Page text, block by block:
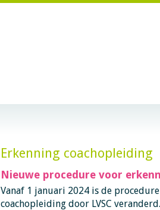
Erkenning coachopleiding
Nieuwe procedure voor
Vanaf 1 januari 2024 is de
coachopleiding door LVSC